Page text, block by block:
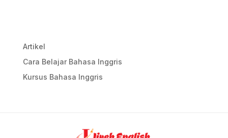
Artikel
Cara Belajar Bahasa Inggris
Kursus Bahasa Inggris